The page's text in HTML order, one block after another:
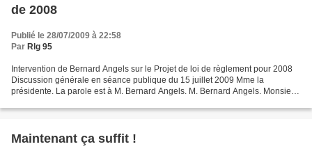
de 2008
Publié le 28/07/2009 à 22:58
Par Rlg 95
Intervention de Bernard Angels sur le Projet de loi de règlement pour 2008
Discussion générale en séance publique du 15 juillet 2009 Mme la
présidente. La parole est à M. Bernard Angels. M. Bernard Angels. Monsieur
Maintenant ça suffit !